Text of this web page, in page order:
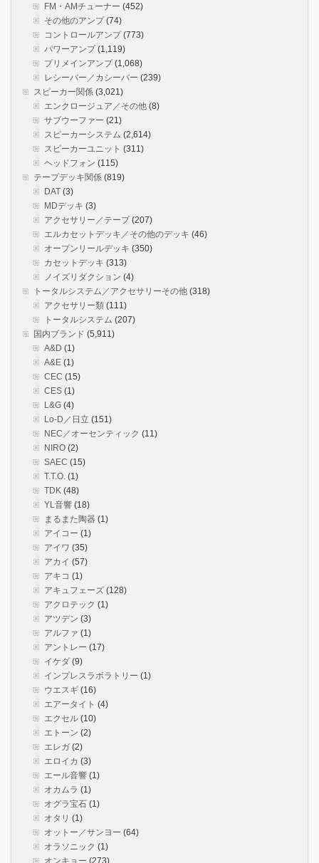
FM・AMチューナー (452)
その他のアンプ(74)
コントロールアンプ(773)
パワーアンプ(1,119)
プリメインアンプ(1,068)
レシーバー／カシーバー (239)
スピーカー関係 (3,021)
エンクロージュア／その他 (8)
サブウーファー (21)
スピーカーシステム (2,614)
スピーカーユニット (311)
ヘッドフォン (115)
テープデッキ関係 (819)
DAT (3)
MDデッキ (3)
アクセサリー／テープ(207)
エルカセットデッキ／その他のデッキ (46)
オープンリールデッキ (350)
カセットデッキ (313)
ノイズリダクション (4)
トータルシステム／アクセサリーその他 (318)
アクセサリー類 (111)
トータルシステム (207)
国内ブランド (5,911)
A&D (1)
A&E (1)
CEC (15)
CES (1)
L&G (4)
Lo-D／日立 (151)
NEC／オーセンティック (11)
NIRO (2)
SAEC (15)
T.T.O. (1)
TDK (48)
YL音響 (18)
まるまた陶器 (1)
アイコー (1)
アイワ (35)
アカイ (57)
アキコ (1)
アキュフェーズ (128)
アクロテック (1)
アツデン (3)
アルファ (1)
アントレー (17)
イケダ (9)
インプレスラボラトリー (1)
ウエスギ (16)
エアータイト (4)
エクセル (10)
エトーン (2)
エレガ (2)
エロイカ (3)
エール音響 (1)
オカムラ (1)
オグラ宝石 (1)
オタリ (1)
オットー／サンヨー (64)
オラソニック (1)
オンキョー (273)